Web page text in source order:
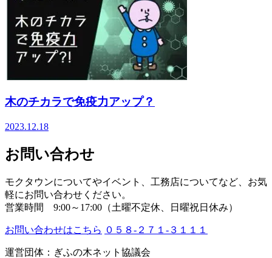
木のチカラで免疫力アップ？
2023.12.18
お問い合わせ
モクタウンについてやイベント、工務店についてなど、お気
軽にお問い合わせください。
営業時間 9:00～17:00（土曜不定休、日曜祝日休み）
お問い合わせはこちら ０５８-２７１-３１１１
運営団体：ぎふの木ネット協議会